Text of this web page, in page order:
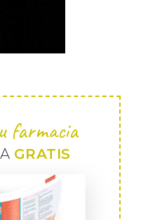
farmacia
GRATIS